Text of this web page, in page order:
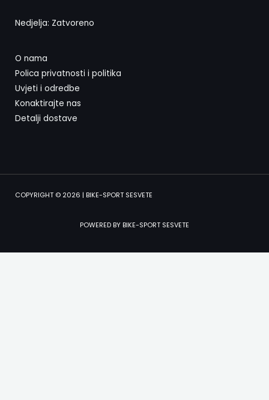
Nedjelja: Zatvoreno
O nama
Polica privatnosti i politika
Uvjeti i odredbe
Konaktirajte nas
Detalji dostave
COPYRIGHT © 2026 | BIKE-SPORT SESVETE
POWERED BY BIKE-SPORT SESVETE